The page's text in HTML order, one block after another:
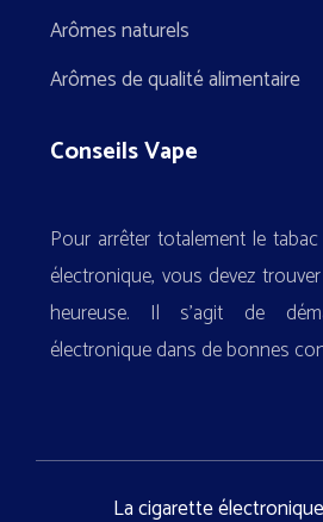
Arômes naturels
Arômes de qualité alimentaire
Conseils Vape
Pour arrêter totalement le
électronique, vous devez
heureuse. Il s’agit de
électronique dans de bonnes
La cigarette